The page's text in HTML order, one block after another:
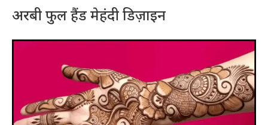
अरबी फुल हैंड मेहंदी डिज़ाइन